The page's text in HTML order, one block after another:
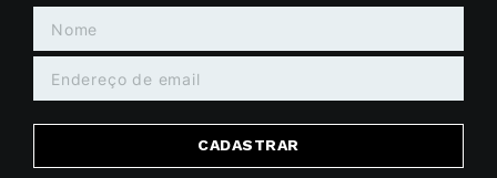
CADASTRAR